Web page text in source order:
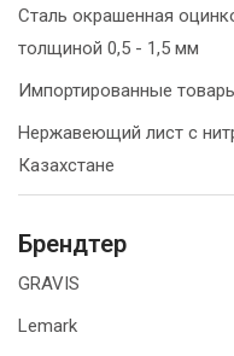
Сталь окрашенная
толщиной 0,5 - 1,5 мм
Импортированные
Нержавеющий лист с
Казахстане
Брендтер
GRAVIS
Lemark